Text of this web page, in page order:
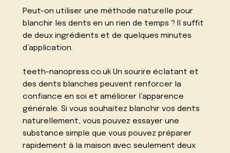
Peut-on utiliser une méthode naturelle pour
blanchir les dents en un rien de temps ? Il suffit
de deux ingrédients et de quelques minutes
d’application.
teeth-nanopress.co.uk Un sourire éclatant et
des dents blanches peuvent renforcer la
confiance en soi et améliorer l’apparence
générale. Si vous souhaitez blanchir vos dents
naturellement, vous pouvez essayer une
substance simple que vous pouvez préparer
rapidement à la maison avec seulement deux